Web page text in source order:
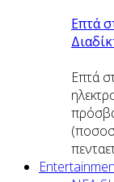
Επτά
Επτά